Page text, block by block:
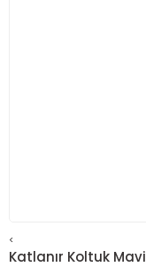
<
Katlanır Koltuk Mavi